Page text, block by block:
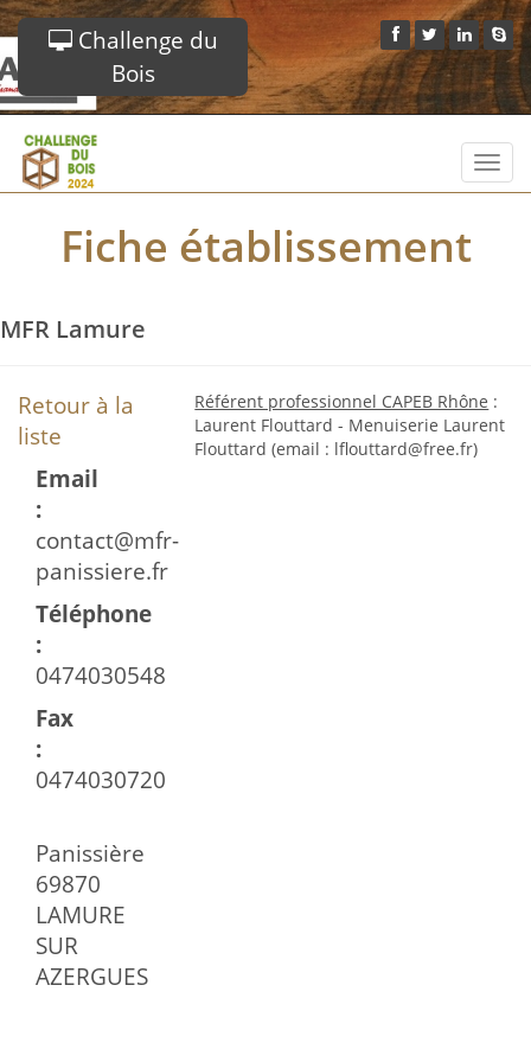
Challenge du
Bois
Fiche établissement
MFR Lamure
Retour à la
liste
Email
:
contact@mfr-
panissiere.fr
Téléphone
:
0474030548
Fax
:
0474030720
Panissière
69870
LAMURE
SUR
AZERGUES
Référent professionnel CAPEB Rhône :
Laurent Flouttard - Menuiserie Laurent
Flouttard (email : lflouttard@free.fr)